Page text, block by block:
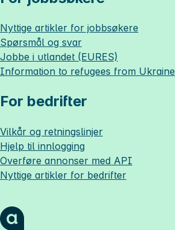
Nyttige artikler for jobbsøkere
Spørsmål og svar
Jobbe i utlandet (EURES)
Information to refugees from Ukraine
For bedrifter
Vilkår og retningslinjer
Hjelp til innlogging
Overføre annonser med API
Nyttige artikler for bedrifter